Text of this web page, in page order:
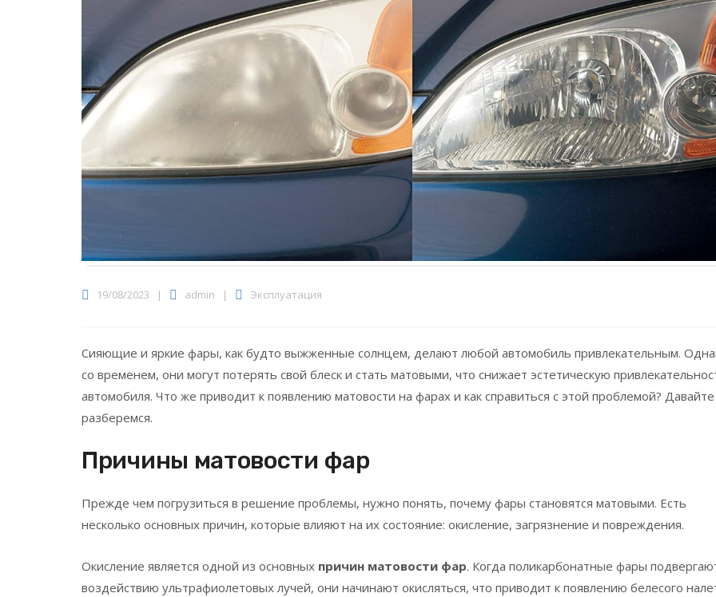
19/08/2023 | admin | Эксплуатация
Сияющие и яркие фары, как будто выжженные солнцем, делают любой автомобиль привлекательным.
со временем, они могут потерять свой блеск и стать матовыми, что снижает эстетическую
автомобиля. Что же приводит к появлению матовости на фарах и как справиться с этой проблемой? Давайте
разберемся.
Причины матовости фар
Прежде чем погрузиться в решение проблемы, нужно понять, почему фары становятся матовыми. Есть
несколько основных причин, которые влияют на их состояние: окисление, загрязнение и повреждения.
Окисление является одной из основных причин матовости фар. Когда поликарбонатные фары
воздействию ультрафиолетовых лучей, они начинают окисляться, что приводит к появлению белесого